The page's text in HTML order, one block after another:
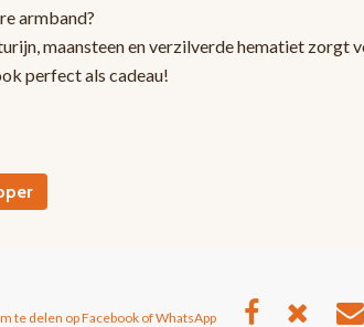
armband?
maansteen en verzilverde hematiet zorgt
perfect als cadeau!
te delen op Facebook of WhatsApp